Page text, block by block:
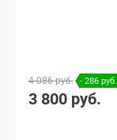
4 086 руб. - 286 руб.
3 800 руб.